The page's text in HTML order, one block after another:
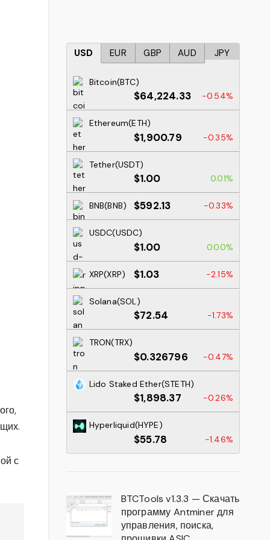
с
USD EUR GBP AUD JPY
Bitcoin(BTC)
$64,224.33 -0.54%
Ethereum(ETH)
$1,900.79 -0.35%
Tether(USDT)
$1.00 0.01%
BNB(BNB) $592.13 -0.33%
USDC(USDC)
$1.00 0.00%
XRP(XRP) $1.03 -2.15%
Solana(SOL)
$72.54 -1.73%
TRON(TRX)
$0.326796 -0.47%
Lido Staked Ether(STETH)
$1,898.37 -0.26%
Hyperliquid(HYPE)
$55.78 -1.46%
BTCTools v1.3.3 — Скачать
программу Antminer для
управления, поиска,